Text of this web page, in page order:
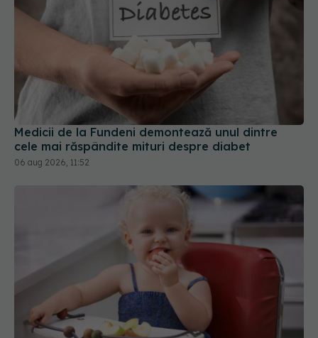
Medicii de la Fundeni demontează unul dintre
cele mai răspândite mituri despre diabet
06 aug 2026, 11:52